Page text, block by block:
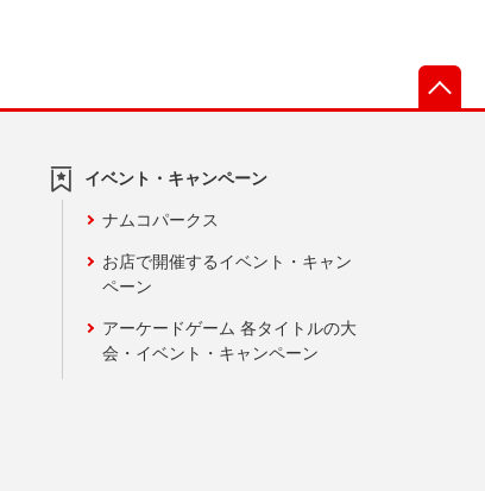
イベント・キャンペーン
ナムコパークス
お店で開催するイベント・キャン
ペーン
アーケードゲーム 各タイトルの大
会・イベント・キャンペーン